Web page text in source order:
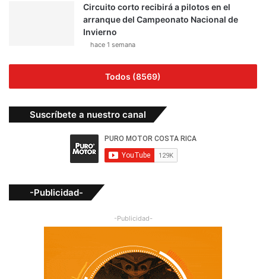
Circuito corto recibirá a pilotos en el
arranque del Campeonato Nacional de
Invierno
hace 1 semana
Todos (8569)
Suscríbete a nuestro canal
-Publicidad-
-Publicidad-